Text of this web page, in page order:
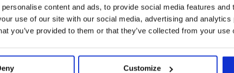
content and ads, to provide social media features
use of our site with our social media, advertising and
you’ve provided to them or that they’ve collected from your
Customize